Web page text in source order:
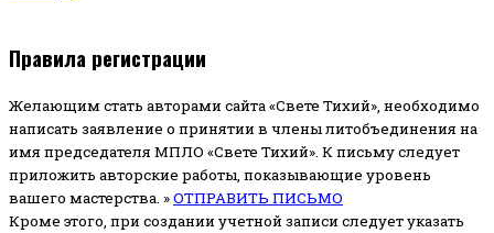
Правила регистрации
Желающим стать авторами сайта «Свете Тихий», необходимо
написать заявление о принятии в члены литобъединения на
имя председателя МПЛО «Свете Тихий». К письму следует
приложить авторские работы, показывающие уровень
вашего мастерства. »ОТПРАВИТЬ ПИСЬМО
Кроме этого, при создании учетной записи следует указать